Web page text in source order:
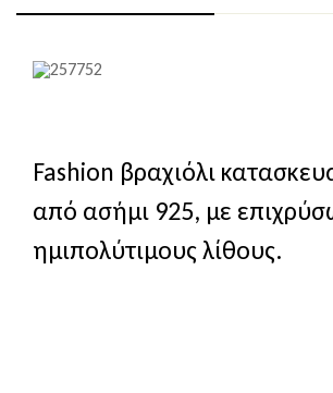
Fashion βραχιόλι
από ασήμι 925, με
ημιπολύτιμους λίθους.